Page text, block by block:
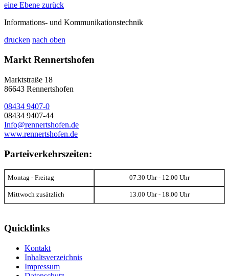
eine Ebene zurück
Informations- und Kommunikationstechnik
drucken nach oben
Markt Rennertshofen
Marktstraße 18
86643 Rennertshofen
08434 9407-0
08434 9407-44
Info@rennertshofen.de
www.rennertshofen.de
Parteiverkehrszeiten:
Montag - Freitag 07.30 Uhr - 12.00 Uhr
Mittwoch zusätzlich 13.00 Uhr - 18.00 Uhr
Quicklinks
Kontakt
Inhaltsverzeichnis
Impressum